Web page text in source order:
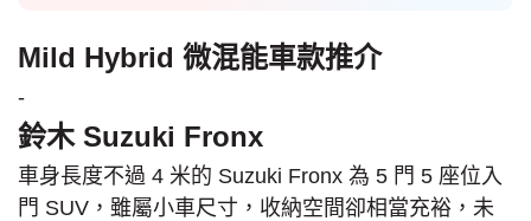
Mild Hybrid 微混能車款推介
-
鈴木 Suzuki Fronx
車身長度不過 4 米的 Suzuki Fronx 為 5 門 5 座位入
門 SUV，雖屬小車尺寸，收納空間卻相當充裕，未